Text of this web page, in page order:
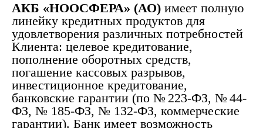
АКБ «НООСФЕРА» (АО) имеет полную
линейку кредитных продуктов для
удовлетворения различных потребностей
Клиента: целевое кредитование,
пополнение оборотных средств,
погашение кассовых разрывов,
инвестиционное кредитование,
банковские гарантии (по № 223-ФЗ, № 44-
ФЗ, № 185-ФЗ, № 132-ФЗ, коммерческие
гарантии). Банк имеет возможность